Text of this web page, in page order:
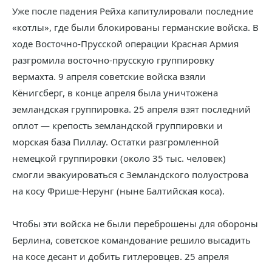
Уже после падения Рейха капитулировали последние
«котлы», где были блокированы германские войска. В
ходе Восточно-Прусской операции Красная Армия
разгромила восточно-прусскую группировку
вермахта. 9 апреля советские войска взяли
Кёнигсберг, в конце апреля была уничтожена
земландская группировка. 25 апреля взят последний
оплот — крепость земландской группировки и
морская база Пиллау. Остатки разгромленной
немецкой группировки (около 35 тыс. человек)
смогли эвакуироваться с Земландского полуострова
на косу Фрише-Нерунг (ныне Балтийская коса).
Чтобы эти войска не были переброшены для обороны
Берлина, советское командование решило высадить
на косе десант и добить гитлеровцев. 25 апреля